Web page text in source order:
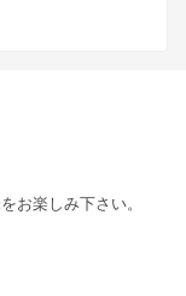
お楽しみ下さい。